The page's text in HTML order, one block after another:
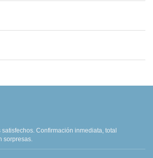
Confirmación inmediata, total
sorpresas.